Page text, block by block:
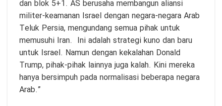
dan blok 5+1. AS berusaha membangun aliansi
militer-keamanan Israel dengan negara-negara Arab
Teluk Persia, mengundang semua pihak untuk
memusuhi Iran. Ini adalah strategi kuno dan baru
untuk Israel. Namun dengan kekalahan Donald
Trump, pihak-pihak lainnya juga kalah. Kini mereka
hanya bersimpuh pada normalisasi beberapa negara
Arab.”